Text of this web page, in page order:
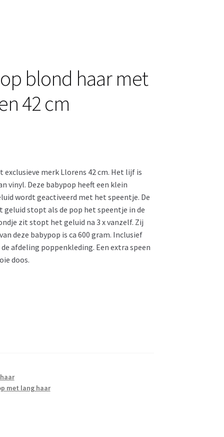
blond haar met
42 cm
merk Llorens 42 cm. Het lijf is
vinyl. Deze babypop heeft een klein
wordt geactiveerd met het speentje. De
stopt als de pop het speentje in de
zit stopt het geluid na 3 x vanzelf. Zij
deze babypop is ca 600 gram. Inclusief
afdeling poppenkleding. Een extra speen
doos.
met lang haar